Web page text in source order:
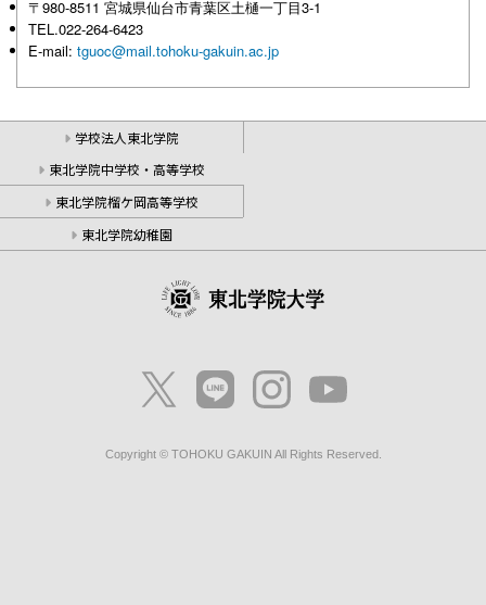
〒980-8511 宮城県仙台市青葉区土樋一丁目3-1
TEL.022-264-6423
E-mail: tguoc@mail.tohoku-gakuin.ac.jp
学校法人東北学院
東北学院中学校・高等学校
東北学院榴ケ岡高等学校
東北学院幼稚園
Copyright © TOHOKU GAKUIN All Rights Reserved.